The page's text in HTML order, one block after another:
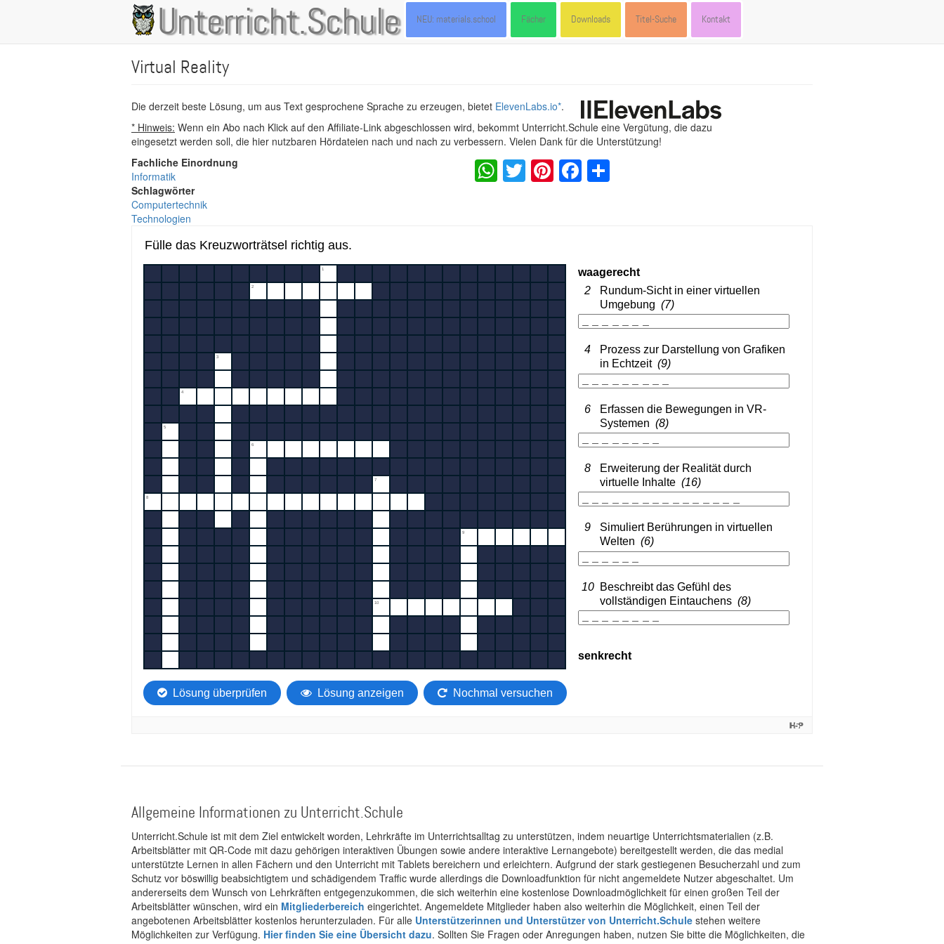
Unterricht.Schule
Main
navigation
NEU: materials.school Fächer Downloads Titel-Suche Kontakt
Virtual Reality
Die derzeit beste Lösung, um aus Text gesprochene Sprache zu erzeugen, bietet ElevenLabs.io*.
* Hinweis: Wenn ein Abo nach Klick auf den Affiliate-Link abgeschlossen wird, bekommt Unterricht.Schule eine Vergütung, die dazu
eingesetzt werden soll, die hier nutzbaren Hördateien nach und nach zu verbessern. Vielen Dank für die Unterstützung!
Fachliche Einordnung
Informatik
Schlagwörter
Computertechnik
Technologien
WhatsApp
Twitter
Pinterest
Facebook
Allgemeine Informationen zu Unterricht.Schule
Unterricht.Schule ist mit dem Ziel entwickelt worden, Lehrkräfte im Unterrichtsalltag zu unterstützen, indem neuartige Unterrichtsmaterialien (z.B.
Arbeitsblätter mit QR-Code mit dazu gehörigen interaktiven Übungen sowie andere interaktive Lernangebote) bereitgestellt werden, die das medial
unterstützte Lernen in allen Fächern und den Unterricht mit Tablets bereichern und erleichtern. Aufgrund der stark gestiegenen Besucherzahl und zum
Schutz vor böswillig beabsichtigtem und schädigendem Traffic wurde allerdings die Downloadfunktion für nicht angemeldete Nutzer abgeschaltet. Um
andererseits dem Wunsch von Lehrkräften entgegenzukommen, die sich weiterhin eine kostenlose Downloadmöglichkeit für einen großen Teil der
Arbeitsblätter wünschen, wird ein Mitgliederbereich eingerichtet. Angemeldete Mitglieder haben also weiterhin die Möglichkeit, einen Teil der
angebotenen Arbeitsblätter kostenlos herunterzuladen. Für alle Unterstützerinnen und Unterstützer von Unterricht.Schule stehen weitere
Möglichkeiten zur Verfügung. Hier finden Sie eine Übersicht dazu. Sollten Sie Fragen oder Anregungen haben, nutzen Sie bitte die Möglichkeiten, die